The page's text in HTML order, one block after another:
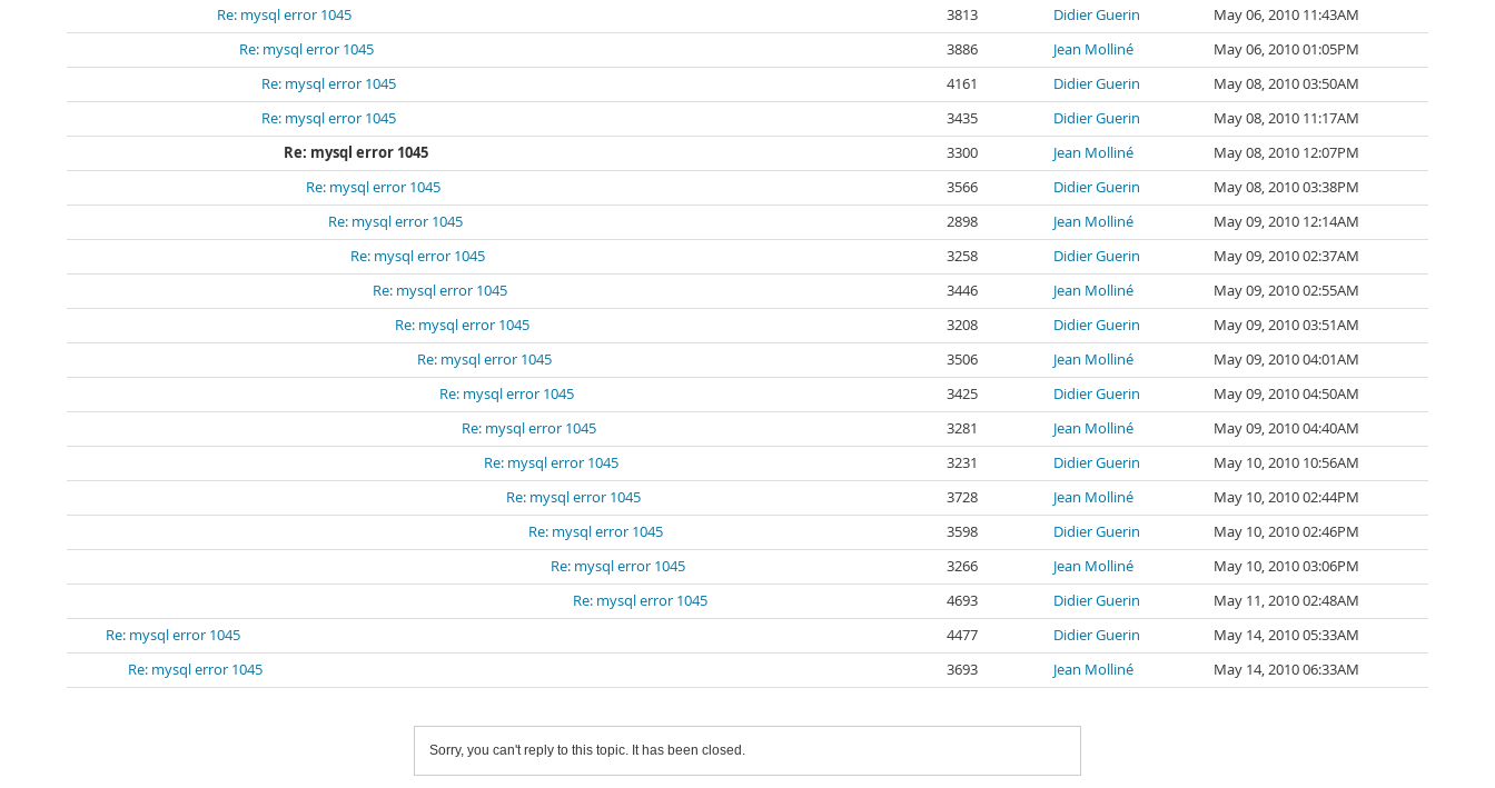
Re: mysql error 1045
3813 Didier Guerin
May 06, 2010 11:43AM
Re: mysql error 1045
3886 Jean Molliné
May 06, 2010 01:05PM
Re: mysql error 1045
4161 Didier Guerin
May 08, 2010 03:50AM
Re: mysql error 1045
3435 Didier Guerin
May 08, 2010 11:17AM
Re: mysql error 1045
3300 Jean Molliné
May 08, 2010 12:07PM
Re: mysql error 1045
3566 Didier Guerin
May 08, 2010 03:38PM
Re: mysql error 1045
2898 Jean Molliné
May 09, 2010 12:14AM
Re: mysql error 1045
3258 Didier Guerin
May 09, 2010 02:37AM
Re: mysql error 1045
3446 Jean Molliné
May 09, 2010 02:55AM
Re: mysql error 1045
3208 Didier Guerin
May 09, 2010 03:51AM
Re: mysql error 1045
3506 Jean Molliné
May 09, 2010 04:01AM
Re: mysql error 1045
3425 Didier Guerin
May 09, 2010 04:50AM
Re: mysql error 1045
3281 Jean Molliné
May 09, 2010 04:40AM
Re: mysql error 1045
3231 Didier Guerin
May 10, 2010 10:56AM
Re: mysql error 1045
3728 Jean Molliné
May 10, 2010 02:44PM
Re: mysql error 1045
3598 Didier Guerin
May 10, 2010 02:46PM
Re: mysql error 1045
3266 Jean Molliné
May 10, 2010 03:06PM
Re: mysql error 1045
4693 Didier Guerin
May 11, 2010 02:48AM
Re: mysql error 1045
4477 Didier Guerin
May 14, 2010 05:33AM
Re: mysql error 1045
3693 Jean Molliné May 14, 2010 06:33AM
Sorry, you can't reply to this topic. It has been closed.